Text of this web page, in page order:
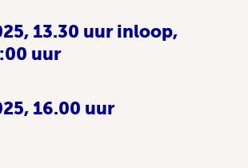
13.30 uur inloop,
uur
16.00 uur